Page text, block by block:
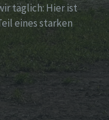
täglich: Hier ist
eines starken